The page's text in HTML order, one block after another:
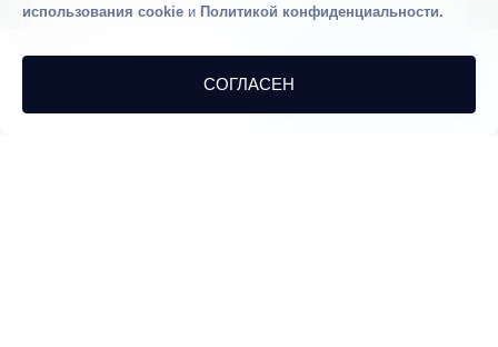
VBK33883 Калкан
4 Гостей 2 Спальни 2 Ванные
использования cookie и Политикой конфиденциальности.
СОГЛАСЕН